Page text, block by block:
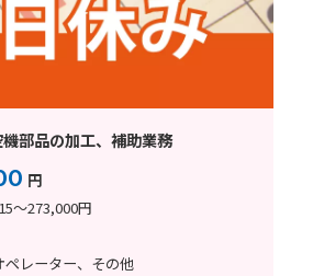
機部品の加工、補助業務
円
～273,000円
ペレーター、その他